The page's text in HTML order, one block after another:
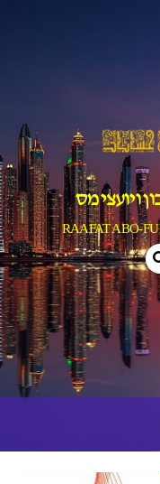
ויועצי מס
RAAFAT ABO-